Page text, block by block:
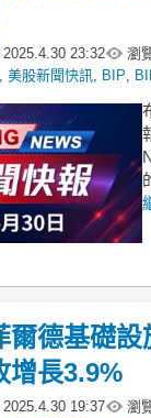
2025.4.30 23:32 瀏
美股新聞快訊 BIP
爾德基礎
增長3.9%
2025.4.30 19:37 瀏